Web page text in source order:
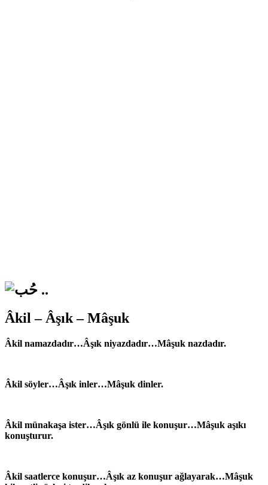
Âkil – Âşık – Mâşuk
Âkil namazdadır…Âşık niyazdadır…Mâşuk‏ nazdadır.
Âkil söyler…Âşık inler…Mâşuk‏ dinler.
Âkil münakaşa ister…Âşık gönlü ile konuşur…Mâşuk‏ aşıkı
konuşturur.
Âkil saatlerce konuşur…Âşık az konuşur ağlayarak…Mâşuk‏